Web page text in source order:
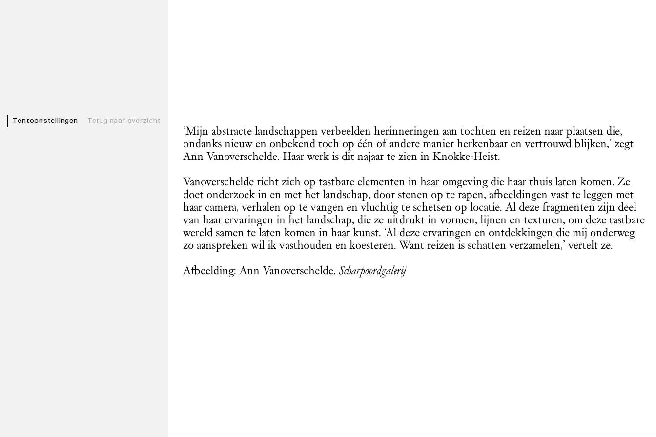
Tentoonstellingen Terug naar overzicht
‘Mijn abstracte landschappen verbeelden herinneringen aan tochten en reizen naar plaatsen die,
ondanks nieuw en onbekend toch op één of andere manier herkenbaar en vertrouwd blijken,’ zegt
Ann Vanoverschelde. Haar werk is dit najaar te zien in Knokke-Heist.
Vanoverschelde richt zich op tastbare elementen in haar omgeving die haar thuis laten komen. Ze
doet onderzoek in en met het landschap, door stenen op te rapen, afbeeldingen vast te leggen met
haar camera, verhalen op te vangen en vluchtig te schetsen op locatie. Al deze fragmenten zijn deel
van haar ervaringen in het landschap, die ze uitdrukt in vormen, lijnen en texturen, om deze tastbare
wereld samen te laten komen in haar kunst. ‘Al deze ervaringen en ontdekkingen die mij onderweg
zo aanspreken wil ik vasthouden en koesteren. Want reizen is schatten verzamelen,’ vertelt ze.
Afbeelding: Ann Vanoverschelde,Scharpoordgalerij